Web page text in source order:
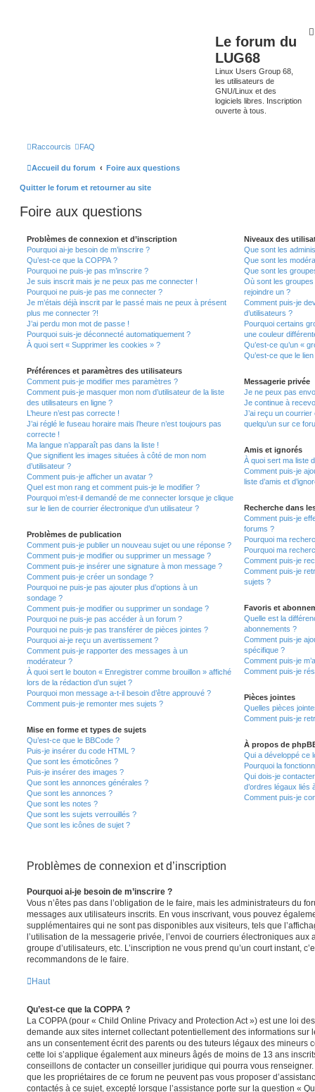
Le forum du
LUG68
Linux Users Group 68,
les utilisateurs de
GNU/Linux et des
logiciels libres. Inscription
ouverte à tous.
Raccourcis FAQ
Accueil du forum Foire aux questions
Quitter le forum et retourner au site
Foire aux questions
Problèmes de connexion et d’inscription
Pourquoi ai-je besoin de m’inscrire ?
Qu’est-ce que la COPPA ?
Pourquoi ne puis-je pas m’inscrire ?
Je suis inscrit mais je ne peux pas me connecter !
Pourquoi ne puis-je pas me connecter ?
Je m’étais déjà inscrit par le passé mais ne peux à présent
plus me connecter ?!
J’ai perdu mon mot de passe !
Pourquoi suis-je déconnecté automatiquement ?
À quoi sert « Supprimer les cookies » ?
Préférences et paramètres des utilisateurs
Comment puis-je modifier mes paramètres ?
Comment puis-je masquer mon nom d’utilisateur de la liste
des utilisateurs en ligne ?
L’heure n’est pas correcte !
J’ai réglé le fuseau horaire mais l’heure n’est toujours pas
correcte !
Ma langue n’apparaît pas dans la liste !
Que signifient les images situées à côté de mon nom
d’utilisateur ?
Comment puis-je afficher un avatar ?
Quel est mon rang et comment puis-je le modifier ?
Pourquoi m’est-il demandé de me connecter lorsque je clique
sur le lien de courrier électronique d’un utilisateur ?
Problèmes de publication
Comment puis-je publier un nouveau sujet ou une réponse ?
Comment puis-je modifier ou supprimer un message ?
Comment puis-je insérer une signature à mon message ?
Comment puis-je créer un sondage ?
Pourquoi ne puis-je pas ajouter plus d’options à un
sondage ?
Comment puis-je modifier ou supprimer un sondage ?
Pourquoi ne puis-je pas accéder à un forum ?
Pourquoi ne puis-je pas transférer de pièces jointes ?
Pourquoi ai-je reçu un avertissement ?
Comment puis-je rapporter des messages à un
modérateur ?
À quoi sert le bouton « Enregistrer comme brouillon » affiché
lors de la rédaction d’un sujet ?
Pourquoi mon message a-t-il besoin d’être approuvé ?
Comment puis-je remonter mes sujets ?
Mise en forme et types de sujets
Qu’est-ce que le BBCode ?
Puis-je insérer du code HTML ?
Que sont les émoticônes ?
Puis-je insérer des images ?
Que sont les annonces générales ?
Que sont les annonces ?
Que sont les notes ?
Que sont les sujets verrouillés ?
Que sont les icônes de sujet ?
Niveaux des
Que sont les
Que sont les
Que sont les
Où sont les groupes
rejoindre un ?
Comment puis-je
d’utilisateurs ?
Pourquoi certains
une couleur
Qu’est-ce qu’un «
Qu’est-ce que le lien
Messagerie privée
Je ne peux pas
Je continue à
J’ai reçu un
quelqu’un sur ce
Amis et ignorés
À quoi sert ma liste
Comment puis-je
liste d’amis et
Recherche dans
Comment puis-je
forums ?
Pourquoi ma
Pourquoi ma
Comment puis-je
Comment puis-je
sujets ?
Favoris et
Quelle est la
abonnements ?
Comment puis-je
spécifique ?
Comment puis-je
Comment puis-je
Pièces jointes
Quelles pièces
Comment puis-je
À propos de
Qui a développé ce
Pourquoi la
Qui dois-je
d’ordres légaux liés
Comment puis-je
Problèmes de connexion et d’inscription
Pourquoi ai-je besoin de m’inscrire ?
Vous n’êtes pas dans l’obligation de le faire, mais les administrateurs du
messages aux utilisateurs inscrits. En vous inscrivant, vous pouvez
supplémentaires qui ne sont pas disponibles aux visiteurs, tels que
l’utilisation de la messagerie privée, l’envoi de courriers électroniques aux
groupe d’utilisateurs, etc. L’inscription ne vous prend qu’un court instant,
recommandons de le faire.
Haut
Qu’est-ce que la COPPA ?
La COPPA (pour « Child Online Privacy and Protection Act ») est une loi
demande aux sites internet collectant potentiellement des informations sur
ans un consentement écrit des parents ou des tuteurs légaux des mineurs
cette loi s’applique également aux mineurs âgés de moins de 13 ans
conseillons de contacter un conseiller juridique qui pourra vous
que les propriétaires de ce forum ne peuvent pas vous proposer
contactés à ce sujet, excepté lorsque l’assistance porte sur la question «